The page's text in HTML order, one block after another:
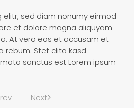
sed diam nonumy eirmod
et dolore magna aliquyam
At vero eos et accusam et
rebum. Stet clita kasd
sanctus est Lorem ipsum
Next